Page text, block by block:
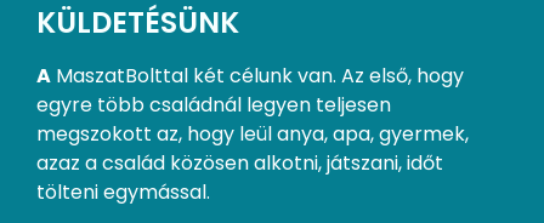
KÜLDETÉSÜNK
A MaszatBolttal két célunk van. Az első, hogy
egyre több családnál legyen teljesen
megszokott az, hogy leül anya, apa, gyermek,
azaz a család közösen alkotni, játszani, időt
tölteni egymással.